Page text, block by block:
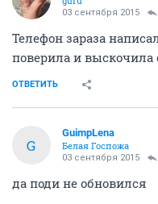
03 сентября 2015
Телефон зараза
поверила и выскочила
ОТВЕТИТЬ
G
GuimpLena
Белая Госпожа
03 сентября 2015
да поди не обновился